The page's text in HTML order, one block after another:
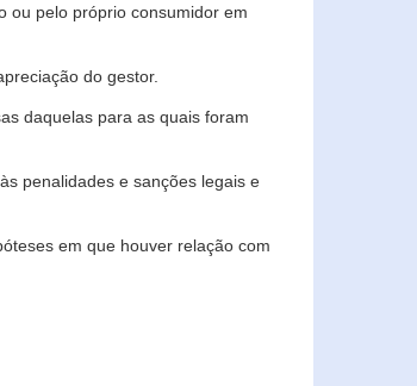
ou pelo próprio consumidor em
do gestor.
daquelas para as quais foram
penalidades e sanções legais e
em que houver relação com